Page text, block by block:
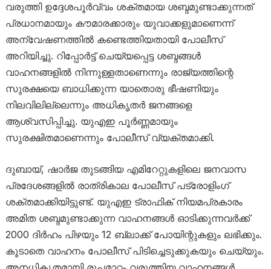
വരുത്തി ഉദ്ദേശപൂർവ്വം ശക്തമായ ശബ്ദമുണ്ടാക്കുന്നത്
പ്രധാനമായും കൗമാരക്കാരും യുവാക്കളുമാണെന്ന്
അന്വേഷണത്തിൽ കണ്ടെത്തിയതായി പോലീസ്
അറിയിച്ചു. റിപ്പോർട്ട് ചെയ്യപ്പെട്ട ശബ്ദങ്ങൾ
വാഹനങ്ങളിൽ നിന്നുള്ളതാണെന്നും രാജ്യത്തിന്റെ
സുരക്ഷയെ ബാധിക്കുന്ന യാതൊരു ഭീഷണിയും
നിലവിലില്ലെന്നും അധികൃതർ ജനങ്ങളെ
ആശ്വസിപ്പിച്ചു. യുഎഇ പൂർണ്ണമായും
സുരക്ഷിതമാണെന്നും പോലീസ് വ്യക്തമാക്കി.
ദുബായ്, ഷാർജ തുടങ്ങിയ എമിറേറ്റുകളിലെ ജനവാസ
പ്രദേശങ്ങളിൽ രാത്രികാല പോലീസ് പട്രോളിംഗ്
ശക്തമാക്കിയിട്ടുണ്ട്. യുഎഇ ട്രാഫിക് നിയമപ്രകാരം
അമിത ശബ്ദമുണ്ടാക്കുന്ന വാഹനങ്ങൾ ഓടിക്കുന്നവർക്ക്
2000 ദിർഹം പിഴയും 12 ബ്ലാക്ക് പോയിന്റുകളും ലഭിക്കും.
കൂടാതെ വാഹനം പോലീസ് പിടിച്ചെടുക്കുകയും ചെയ്യും.